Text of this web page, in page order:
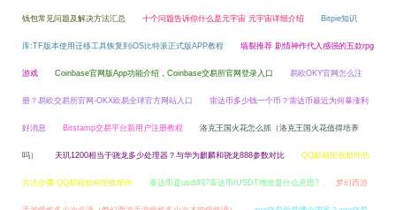
钱包常见问题及解决方法汇总 十个问题告诉你什么是元宇宙 元宇宙详细介绍 Bitpie知识
库:TF版本使用迁移工具恢复到iOS比特派正式版APP教程 墙裂推荐 剧情神作代入感强的五款rpg
游戏 Coinbase官网版App功能介绍，Coinbase交易所官网登录入口 易欧OKY官网怎么注
册？易欧交易所官网-OKX欧易全球官方网站入口 雷达币多少钱一个币？雷达币最近为何暴涨利
好消息 Bitstamp交易平台新用户注册教程 洛克王国火花怎么抓（洛克王国火花值得培养
吗） 天玑1200相当于骁龙多少处理器？与华为麒麟和骁龙888参数对比 QQ邮箱拒收邮件的
方法步骤-QQ邮箱如何拒收邮件 泰达币是usdt吗?泰达币/USDT增发是什么意思? 梦幻西游